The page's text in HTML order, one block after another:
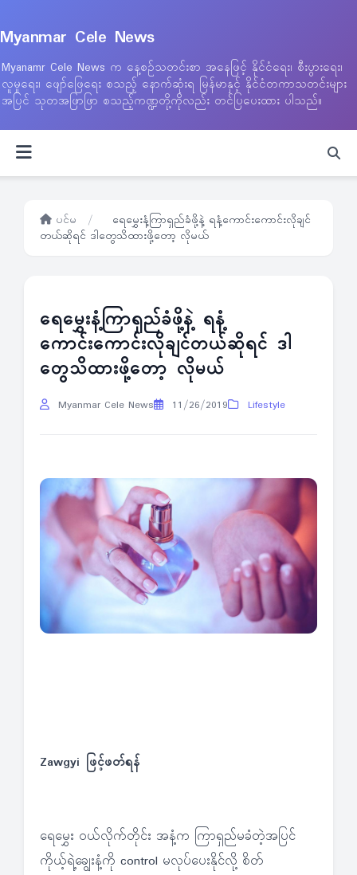
Myanmar Cele News
Myanamr Cele News က နေ့စဉ်သတင်းစာ အနေဖြင့် နိုင်ငံရေး၊ စီးပွားရေး၊
လူမှုရေး၊ ဖျော်ဖြေရေး စသည့် နောက်ဆုံးရ မြန်မာနှင့် နိုင်ငံတကာသတင်းများ
အပြင် သုတအဖြာဖြာ စသည့်ကဏ္ဍတို့ကိုလည်း တင်ပြပေးထား ပါသည်။
ပင်မ /
ရေမွှေးနံ့ကြာရှည်ခံဖို့နဲ့ ရနံ့ကောင်းကောင်းလိုချင်
တယ်ဆိုရင် ဒါတွေသိထားဖို့တော့ လိုမယ်
ရေမွှေးနံ့ကြာရှည်ခံဖို့နဲ့ ရနံ့
ကောင်းကောင်းလိုချင်တယ်ဆိုရင် ဒါ
တွေသိထားဖို့တော့ လိုမယ်
Myanmar Cele News 11/26/2019 Lifestyle
Zawgyi ဖြင့်ဖတ်ရန်
ရေမွှေး ဝယ်လိုက်တိုင်း အနံ့က ကြာရှည်မခံတဲ့အပြင်
ကိုယ့်ရဲ့ချွေးနံ့ကို control မလုပ်ပေးနိုင်လို့ စိတ်